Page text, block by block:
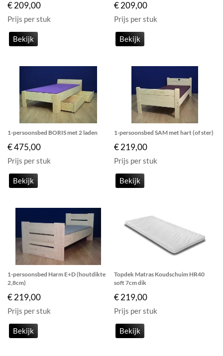
€ 209,00
Prijs per stuk
Bekijk
€ 209,00
Prijs per stuk
Bekijk
1-persoonsbed BORIS met 2 laden
€ 475,00
Prijs per stuk
Bekijk
1-persoonsbed SAM met hart (of ster)
€ 219,00
Prijs per stuk
Bekijk
1-persoonsbed Harm E+D (houtdikte
2,8cm)
€ 219,00
Prijs per stuk
Bekijk
Topdek Matras Koudschuim HR40
soft 7cm dik
€ 219,00
Prijs per stuk
Bekijk